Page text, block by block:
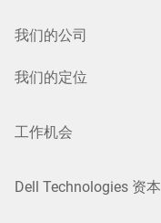
我们的公司
我们的定位
工作机会
Dell Technologies 资本